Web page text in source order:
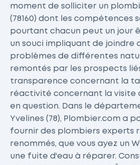
moment de solliciter un
(78160) dont les compétences
pourtant chacun peut un jour
un souci impliquant de joindre
problèmes de différentes
remontés par les prospects
transparence concernant la
réactivité concernant la visite
en question. Dans le
Yvelines (78), Plombier.com a
fournir des plombiers experts
renommés, que vous ayez un
une fuite d'eau à réparer.